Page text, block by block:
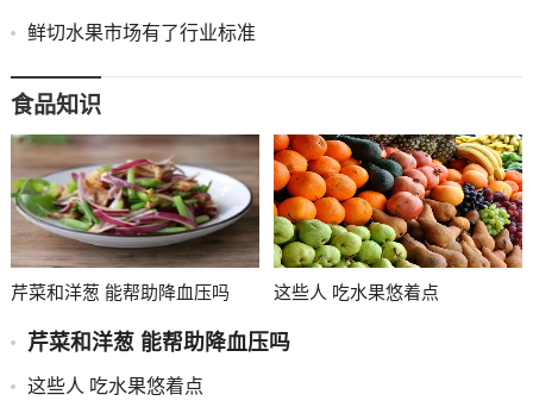
鲜切水果市场有了行业标准
食品知识
芹菜和洋葱 能帮助降血压吗 这些人 吃水果悠着点
芹菜和洋葱 能帮助降血压吗
这些人 吃水果悠着点